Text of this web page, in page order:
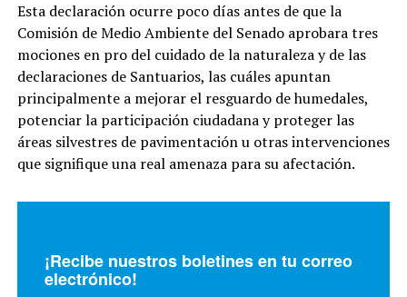
Esta declaración ocurre poco días antes de que la
Comisión de Medio Ambiente del Senado aprobara tres
mociones en pro del cuidado de la naturaleza y de las
declaraciones de Santuarios, las cuáles apuntan
principalmente a mejorar el resguardo de humedales,
potenciar la participación ciudadana y proteger las
áreas silvestres de pavimentación u otras intervenciones
que signifique una real amenaza para su afectación.